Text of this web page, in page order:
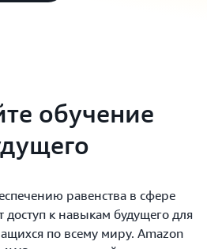
обучение
равенства в сфере
к навыкам будущего для
по всему миру. Amazon